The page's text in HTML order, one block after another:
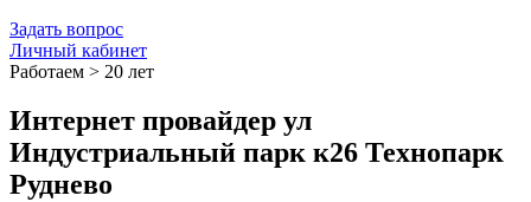
Задать вопрос
Личный кабинет
Работаем > 20 лет
Интернет провайдер ул
Индустриальный парк к26 Технопарк
Руднево